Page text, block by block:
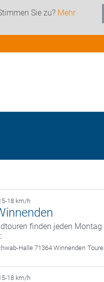
Sie zu? Mehr
18 km/h
finden jeden
Halle 71364 Winnenden
18 km/h